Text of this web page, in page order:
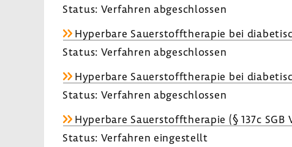
Status: Verfahren abge­schlossen
Hyper­bare Sauer­stoff­the­rapie bei
Status: Verfahren abge­schlossen
Hyper­bare Sauer­stoff­the­rapie bei
Status: Verfahren abge­schlossen
Hyper­bare Sauer­stoff­the­rapie (§ 137c SGB
Status: Verfahren einge­stellt